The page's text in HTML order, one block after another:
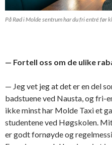
På Rød i Molde sentrum har du fri entré før
— Fortell oss om de ulike
— Jeg vet jeg at det er en del
badstuene ved Nausta, og fri-
ikke minst har Molde Taxi et
studentene ved Høgskolen.
er godt fornøyde og